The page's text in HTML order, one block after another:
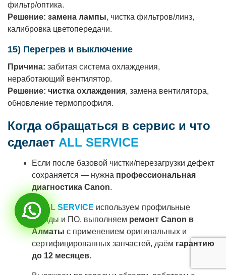
фильтр/оптика.
Решение: замена лампы, чистка фильтров/линз,
калибровка цветопередачи.
15) Перегрев и выключение
Причина: забитая система охлаждения,
неработающий вентилятор.
Решение: чистка охлаждения, замена вентилятора,
обновление термопрофиля.
Когда обращаться в сервис и что
сделает ALL SERVICE
Если после базовой чистки/перезагрузки дефект
сохраняется — нужна профессиональная
диагностика Canon.
ВALL SERVICE используем профильные
стенды и ПО, выполняем ремонт Canon в
Алматы с применением оригинальных и
сертифицированных запчастей, даём гарантию
до 12 месяцев.